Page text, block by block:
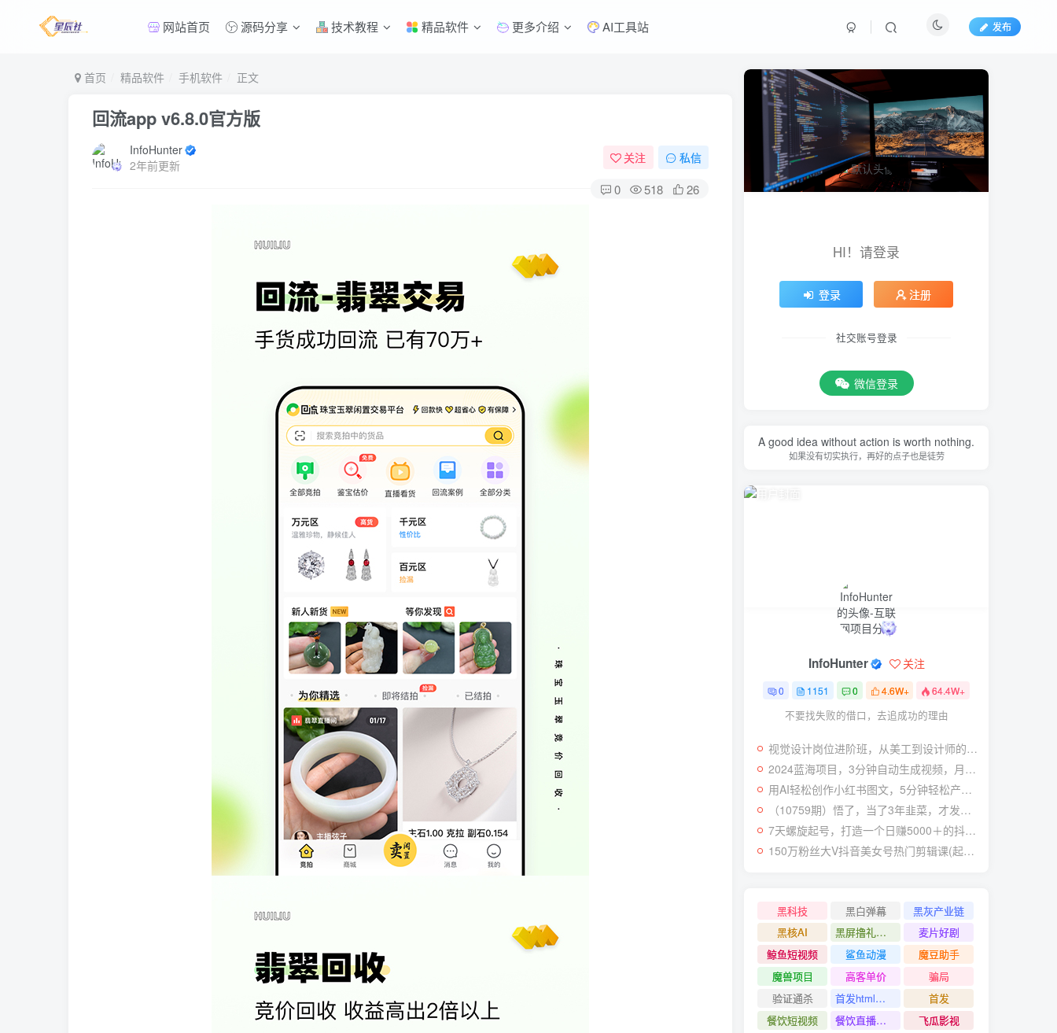
网站首页 源码分享 技术教程 精品软件 更多介绍 AI工具站 发布
首页 精品软件 手机软件 正文
回流app v6.8.0官方版
InfoHunter
2年前更新
关注 私信
0 518 26
HI！请登录
登录 注册
社交账号登录
微信登录
A good idea without action is worth nothing.
如果没有切实执行，再好的点子也是徒劳
InfoHunter 关注
0 1151 0 4.6W+ 64.4W+
不要找失败的借口，去追成功的理由
视觉设计岗位进阶班，从美工到设计师的蜕变（4节视频课程）
2024蓝海项目，3分钟自动生成视频，月入过万
用AI轻松创作小红书图文，5分钟轻松产出300条小红书爆款笔记！
（10759期）悟了，当了3年韭菜，才发现网赚圈年赚100万的核心是卖项目，含泪分享！
7天螺旋起号，打造一个日赚5000＋的抖音壁纸号（价值688）
150万粉丝大V抖音美女号热门剪辑课(起号 过原创 素材来源 无人直播 变现)
黑科技 黑白弹幕
黑灰产业链
黑核AI
黑屏撸礼物撸门票
麦片好剧
鲸鱼短视频
鲨鱼动漫
魔豆助手
魔兽项目
高客单价
骗局
验证通杀
首发html小霸王游戏网站搭建项目
首发
餐饮短视频
餐饮直播引流
飞瓜影视